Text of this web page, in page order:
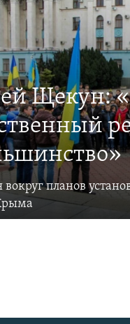
Щекун:
вокруг планов